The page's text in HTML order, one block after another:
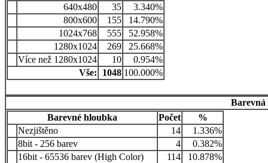
640x480
35
3.340%
800x600
155
14.790%
1024x768
555
52.958%
1280x1024
269
25.668%
Více než 1280x1024
10
0.954%
Vše:
1048 100.000%
Barevná
Barevné hloubka
Počet
%
Nezjištěno
14
1.336%
8bit - 256 barev
4
0.382%
16bit - 65536 barev (High Color)
114
10.878%